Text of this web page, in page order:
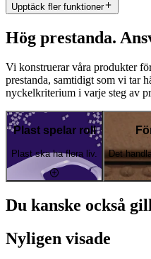
Upptäck fler funktioner
Hög prestanda.
Vi konstruerar våra produkter
prestanda, samtidigt som vi tar
nyckelkriterium i varje steg av
Plast spelar roll
Plast ska ha flera liv. Det
Du kanske också
Nyligen visade